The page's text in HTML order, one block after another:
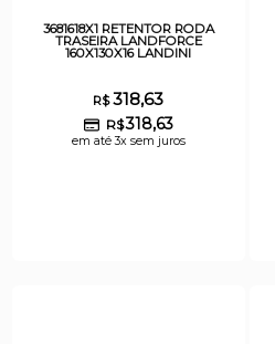
3681618X1 RETENTOR RODA
TRASEIRA LANDFORCE
160X130X16 LANDINI
R$318,63
R$318,63
em até 3x sem juros